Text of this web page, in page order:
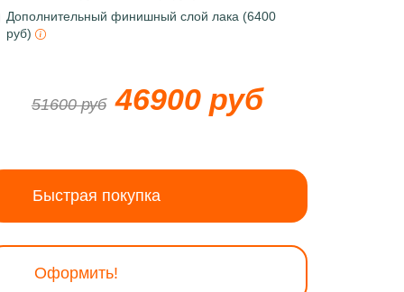
Дополнительный финишный слой лака (6400
руб)
51600 руб 46900 руб
Быстрая покупка
Оформить!